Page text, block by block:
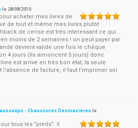
le 28/08/2010
acheter mes livres de
de tout et même mes livres plutôt
de cerise est très interessant ce qui
moins de 2 semaines ! on peut payer par
devient valide une fois le chèque
4 jours (ils annoncent 5 jours) donc
est arrivé en très bon état, la seule
l'absence de facture, il faut l'imprimer soi
- Chaussures Desmazières le
tous les "pieds". il